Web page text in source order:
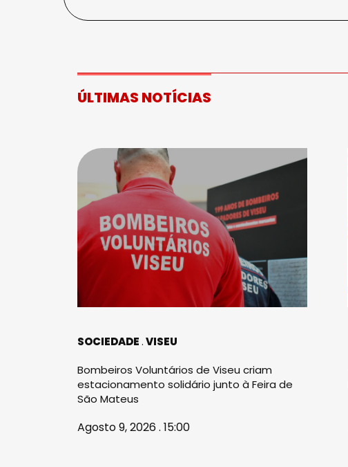
ÚLTIMAS NOTÍCIAS
SOCIEDADE VISEU
Bombeiros Voluntários de Viseu criam
estacionamento solidário junto à Feira de
São Mateus
Agosto 9, 2026 . 15:00